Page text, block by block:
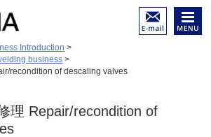
の
属
Introduction >
business >
recondition of descaling valves
理 Repair/recondition of